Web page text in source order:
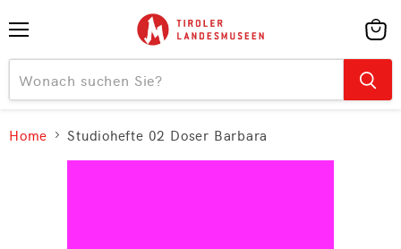
Home Studiohefte 02 Doser Barbara